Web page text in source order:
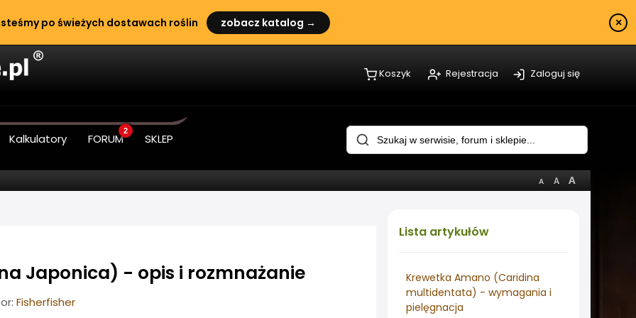
po świeżych dostawach roślin zobacz katalog → ×
Koszyk Rejestracja Zaloguj się
Kalkulatory FORUM
2
SKLEP
Lista artykułów
Krewetka Amano (Caridina
multidentata) - wymagania i
pielęgnacja
Japonica) - opis i rozmnażanie
Fisherfisher